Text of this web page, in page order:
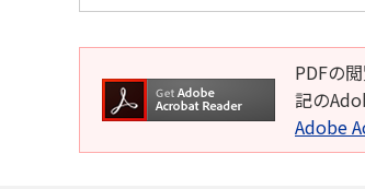
PDFの
記の
Adobe